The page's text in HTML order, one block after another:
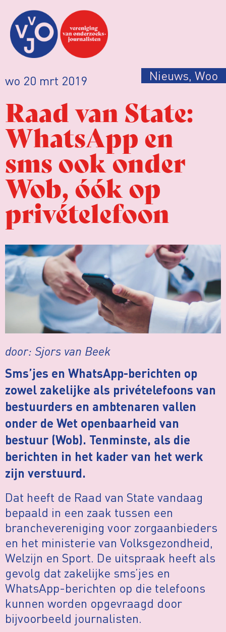
wo 20 mrt 2019 Nieuws, Woo
Raad van State:
WhatsApp en
sms ook onder
Wob, óók op
privételefoon
door: Sjors van Beek
Sms’jes en WhatsApp-berichten op
zowel zakelijke als privételefoons van
bestuurders en ambtenaren vallen
onder de Wet openbaarheid van
bestuur (Wob). Tenminste, als die
berichten in het kader van het werk
zijn verstuurd.
Dat heeft de Raad van State vandaag
bepaald in een zaak tussen een
branchevereniging voor zorgaanbieders
en het ministerie van Volksgezondheid,
Welzijn en Sport. De uitspraak heeft als
gevolg dat zakelijke sms’jes en
WhatsApp-berichten op die telefoons
kunnen worden opgevraagd door
bijvoorbeeld journalisten.